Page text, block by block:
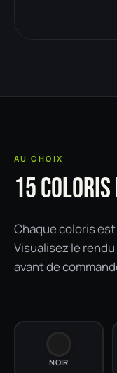
AU CHOIX
15
Chaque coloris
Visualisez le
avant de
NOIR